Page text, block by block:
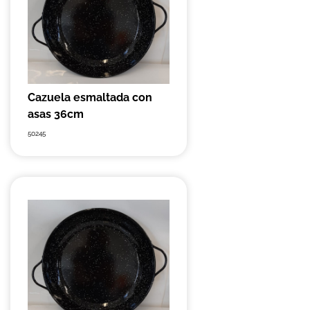
Cazuela esmaltada con
asas 36cm
50245